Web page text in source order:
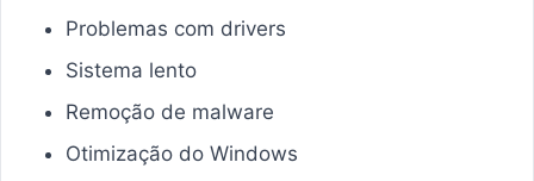
Problemas com drivers
Sistema lento
Remoção de malware
Otimização do Windows